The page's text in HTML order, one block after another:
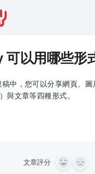
幫助中心
AI主題馬拉松FAQ
可以用哪些形
中，您可以分享網頁、圖
與文章等四種形式。
文章評分
Y
N